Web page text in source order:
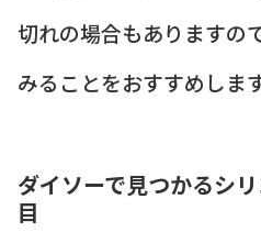
切れの場合もありますの
みることをおすすめします
ダイソーで見つかるシ
目